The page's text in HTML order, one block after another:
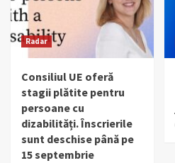
Radar
Consiliul UE oferă
stagii plătite pentru
persoane cu
dizabilități. Înscrierile
sunt deschise până pe
15 septembrie